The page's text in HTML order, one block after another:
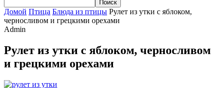
Домой Птица Блюда из птицы Рулет из утки с яблоком,
черносливом и грецкими орехами
Admin
Рулет из утки с яблоком, черносливом
и грецкими орехами